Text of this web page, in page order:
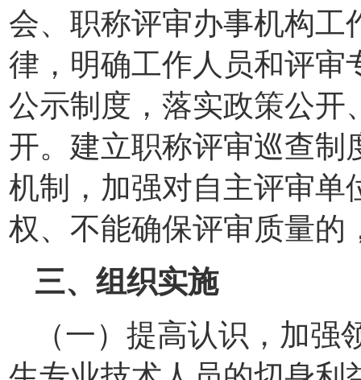
会、职称评审办事机构工
律，明确工作人员和评审
公示制度，落实政策公开
开。建立职称评审巡查制
机制，加强对自主评审单
权、不能确保评审质量的
三、组织实施
（一）提高认识，加